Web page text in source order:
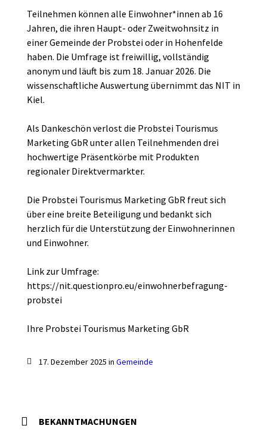
Teilnehmen können alle Einwohner*innen ab 16
Jahren, die ihren Haupt- oder Zweitwohnsitz in
einer Gemeinde der Probstei oder in Hohenfelde
haben. Die Umfrage ist freiwillig, vollständig
anonym und läuft bis zum 18. Januar 2026. Die
wissenschaftliche Auswertung übernimmt das NIT in
Kiel.
Als Dankeschön verlost die Probstei Tourismus
Marketing GbR unter allen Teilnehmenden drei
hochwertige Präsentkörbe mit Produkten
regionaler Direktvermarkter.
Die Probstei Tourismus Marketing GbR freut sich
über eine breite Beteiligung und bedankt sich
herzlich für die Unterstützung der Einwohnerinnen
und Einwohner.
Link zur Umfrage:
https://nit.questionpro.eu/einwohnerbefragung-
probstei
Ihre Probstei Tourismus Marketing GbR
17. Dezember 2025 in Gemeinde
BEKANNTMACHUNGEN